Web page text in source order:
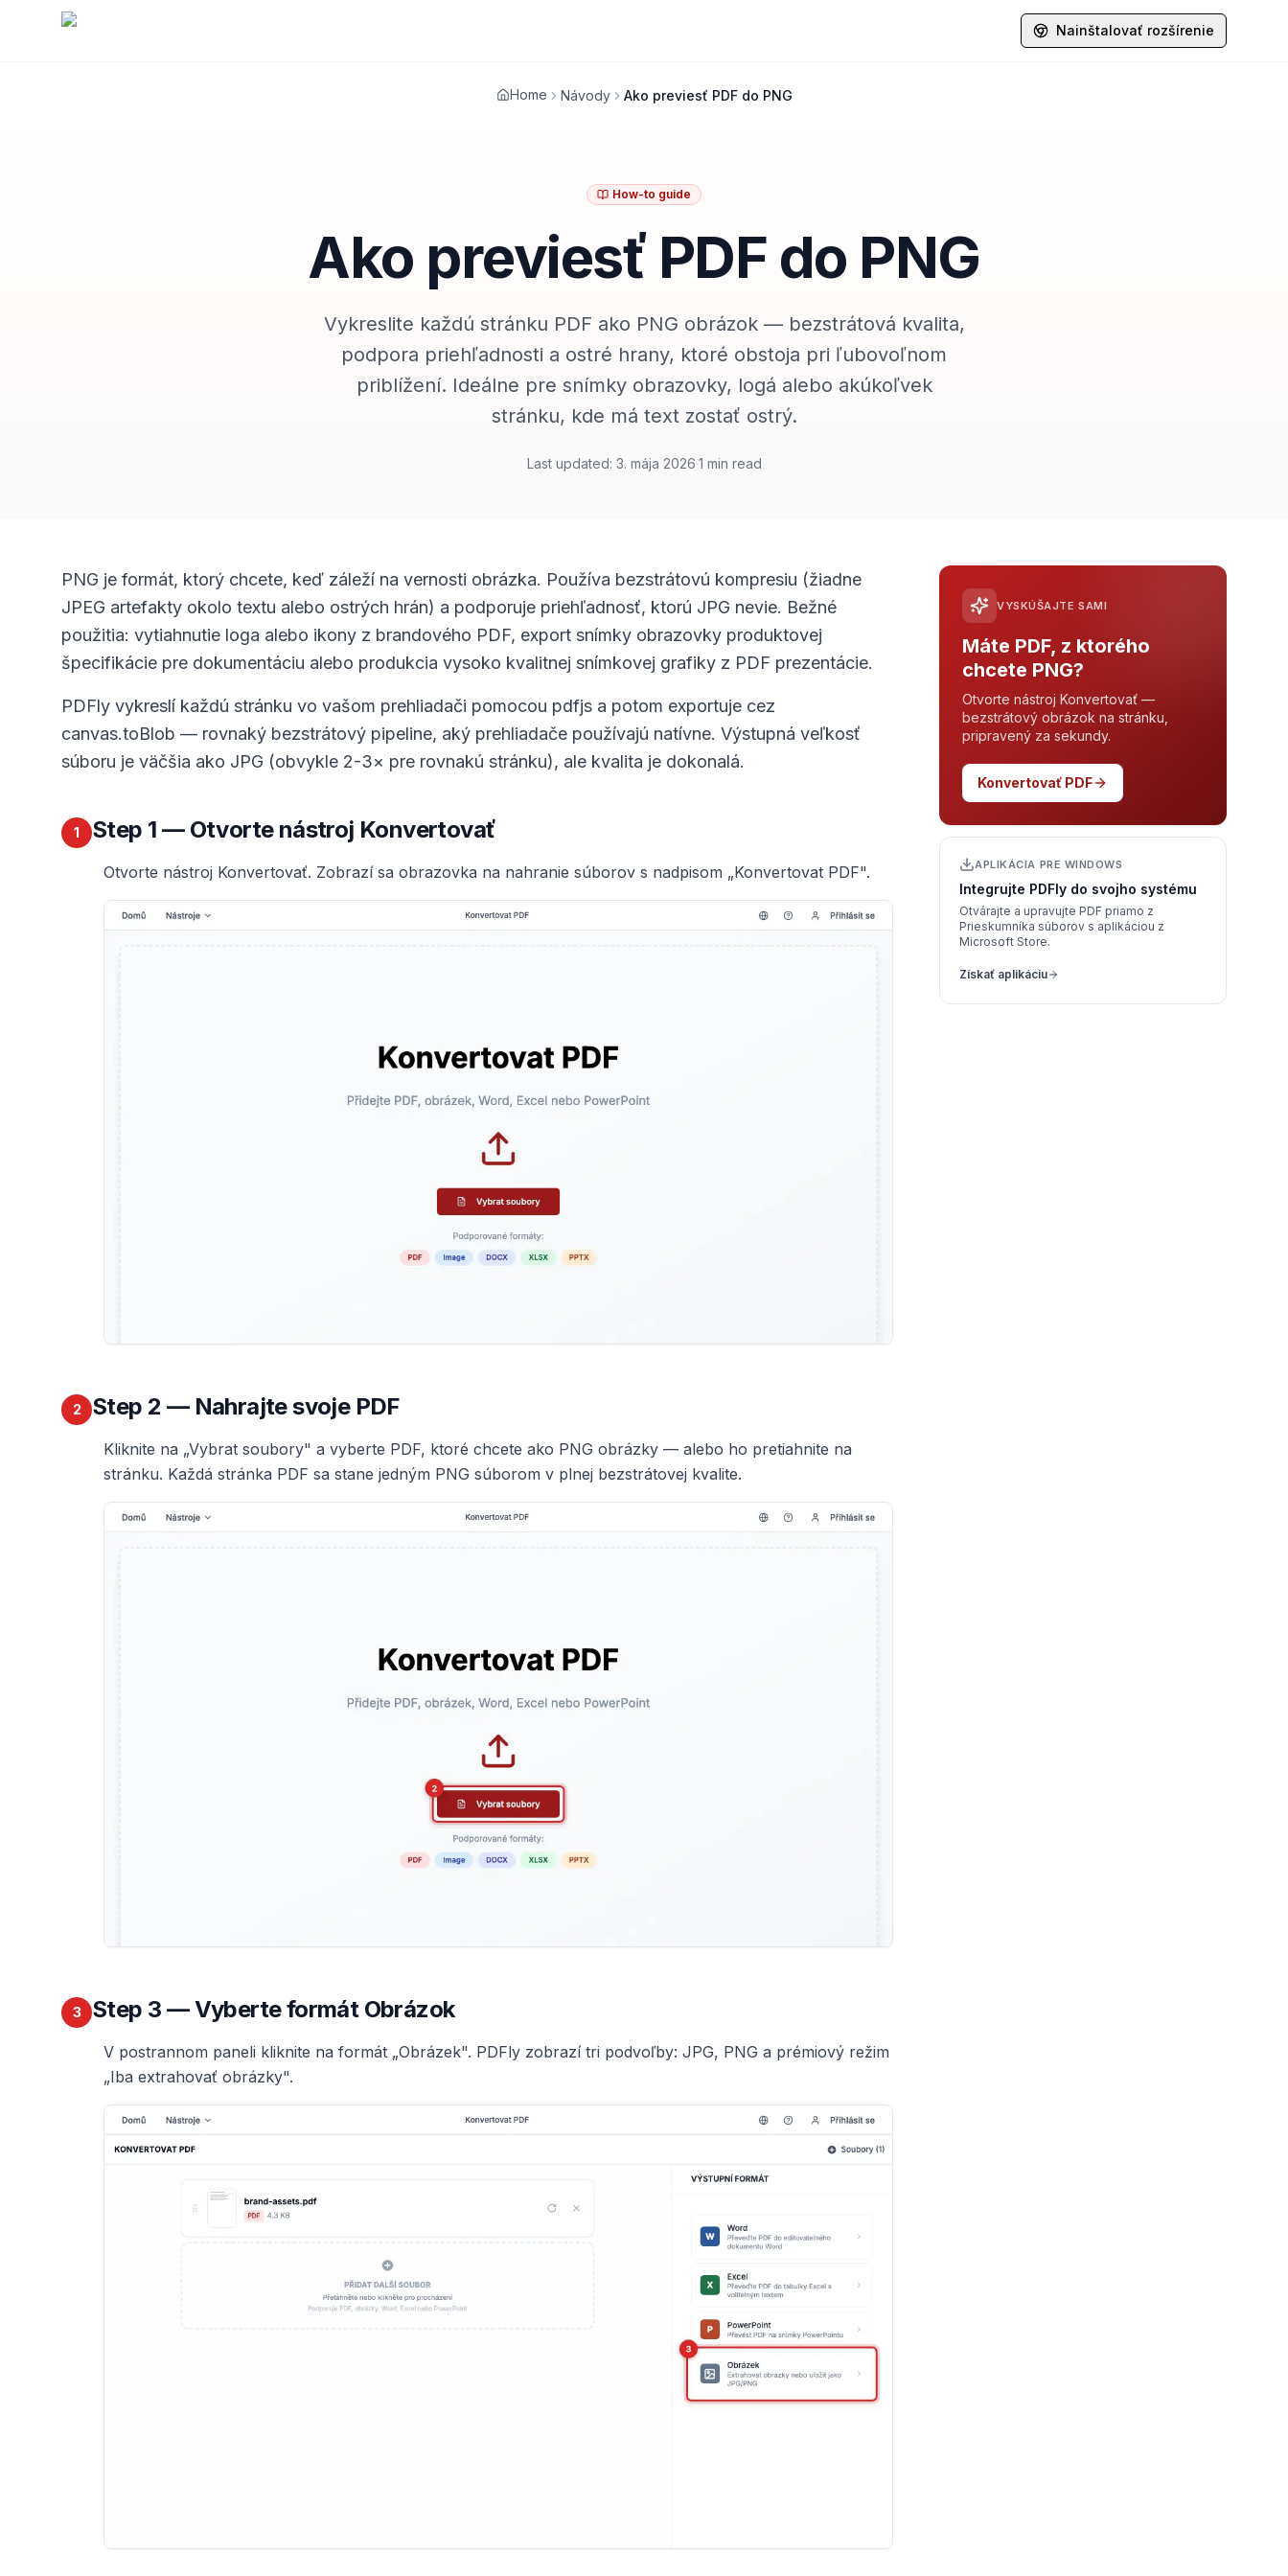
Nainštalovať rozšírenie
Home Návody Ako previesť PDF do PNG
How-to guide
Ako previesť PDF do PNG
Vykreslite každú stránku PDF ako PNG obrázok — bezstrátová kvalita,
podpora priehľadnosti a ostré hrany, ktoré obstoja pri ľubovoľnom
priblížení. Ideálne pre snímky obrazovky, logá alebo akúkoľvek
stránku, kde má text zostať ostrý.
Last updated: 3. mája 2026·1 min read
PNG je formát, ktorý chcete, keď záleží na vernosti obrázka. Používa bezstrátovú kompresiu (žiadne
JPEG artefakty okolo textu alebo ostrých hrán) a podporuje priehľadnosť, ktorú JPG nevie. Bežné
použitia: vytiahnutie loga alebo ikony z brandového PDF, export snímky obrazovky produktovej
špecifikácie pre dokumentáciu alebo produkcia vysoko kvalitnej snímkovej grafiky z PDF prezentácie.
PDFly vykreslí každú stránku vo vašom prehliadači pomocou pdfjs a potom exportuje cez
canvas.toBlob — rovnaký bezstrátový pipeline, aký prehliadače používajú natívne. Výstupná veľkosť
súboru je väčšia ako JPG (obvykle 2-3× pre rovnakú stránku), ale kvalita je dokonalá.
1 Step 1 — Otvorte nástroj Konvertovať
Otvorte nástroj Konvertovať. Zobrazí sa obrazovka na nahranie súborov s nadpisom „Konvertovat PDF".
2 Step 2 — Nahrajte svoje PDF
Kliknite na „Vybrat soubory" a vyberte PDF, ktoré chcete ako PNG obrázky — alebo ho pretiahnite na
stránku. Každá stránka PDF sa stane jedným PNG súborom v plnej bezstrátovej kvalite.
3 Step 3 — Vyberte formát Obrázok
V postrannom paneli kliknite na formát „Obrázek". PDFly zobrazí tri podvoľby: JPG, PNG a prémiový režim
„Iba extrahovať obrázky".
VYSKÚŠAJTE SAMI
Máte PDF, z ktorého
chcete PNG?
Otvorte nástroj Konvertovať —
bezstrátový obrázok na stránku,
pripravený za sekundy.
Konvertovať PDF
APLIKÁCIA PRE WINDOWS
Integrujte PDFly do svojho systému
Otvárajte a upravujte PDF priamo z
Prieskumníka súborov s aplikáciou z
Microsoft Store.
Získať aplikáciu